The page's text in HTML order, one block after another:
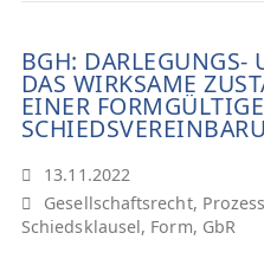
BGH: DARLEGUNGS-
DAS WIRKSAME
EINER
13.11.2022
Gesellschaftsrecht,
Schiedsklausel, Form, GbR